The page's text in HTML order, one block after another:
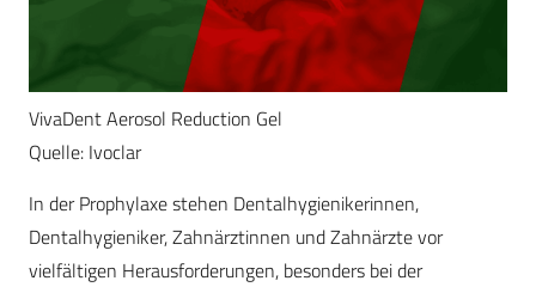
VivaDent Aerosol Reduction Gel
Quelle: Ivoclar
In der Prophylaxe stehen Dentalhygienikerinnen,
Dentalhygieniker, Zahnärztinnen und Zahnärzte vor
vielfältigen Herausforderungen, besonders bei der